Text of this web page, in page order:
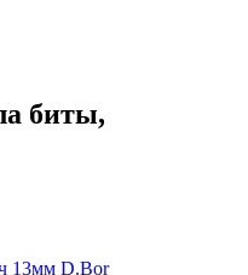
биты,
13мм D.Bor